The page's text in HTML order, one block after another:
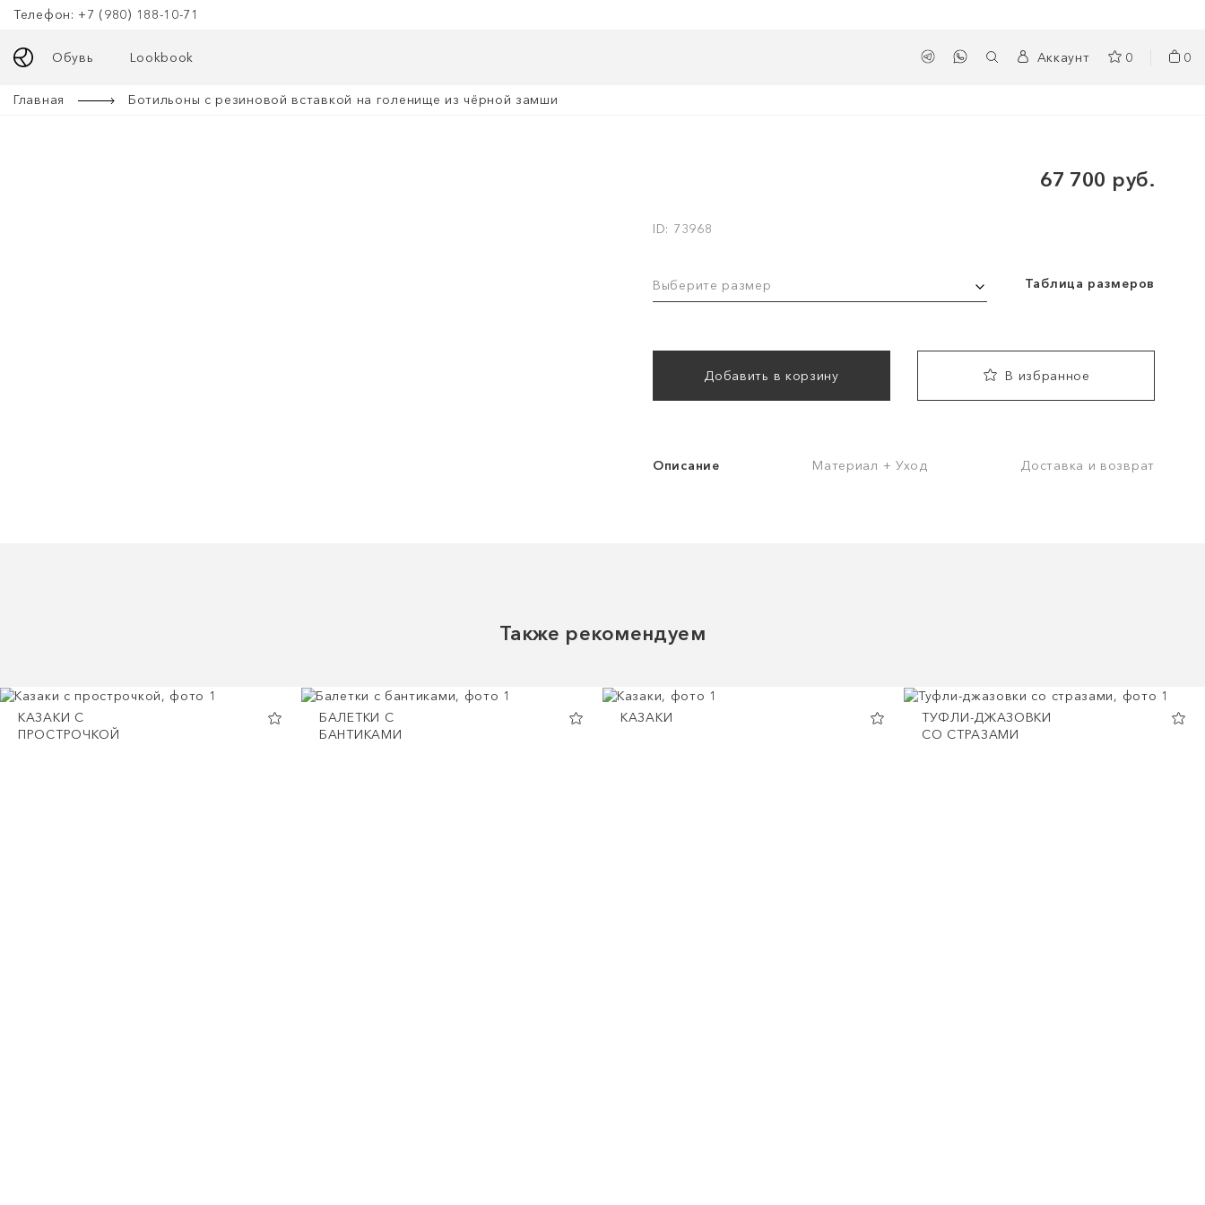
Телефон: +7 (980) 188-10-71
Обувь Lookbook Аккаунт 0 0
Главная Ботильоны с резиновой вставкой на голенище из чёрной замши
67 700 руб.
ID: 73968
Выберите размер Таблица размеров
Добавить в корзину В избранное
Описание Материал + Уход Доставка и возврат
Также рекомендуем
КАЗАКИ С
ПРОСТРОЧКОЙ
БАЛЕТКИ С
БАНТИКАМИ
КАЗАКИ
ТУФЛИ-ДЖАЗОВКИ
СО СТРАЗАМИ